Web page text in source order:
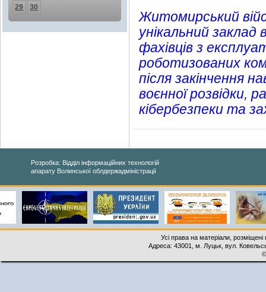
29
30
Житомирський
унікальний
фахівців з
роботизованих
після закінчення
воєнної розвідки,
кібербезпеки та
Розробка: Відділ інформаційних технологій
апарату Волинської облдержадміністрації
Усі права на матеріали,
Адреса: 43001, м. Луцьк, вул.